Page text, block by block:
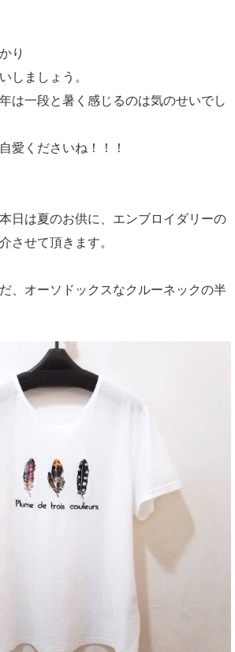
り
しましょう。
は一段と暑く感じるのは気のせいでし
愛くださいね！！！
日は夏のお供に、エンブロイダリーの
させて頂きます。
、オーソドックスなクルーネックの半